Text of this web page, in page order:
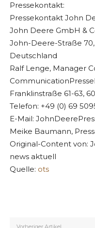
Pressekontakt:
Pressekontakt John
John Deere GmbH &
John-Deere-Straße
Deutschland
Ralf Lenge, Manager
Franklinstraße 61-63,
Telefon: +49 (0) 69
E-Mail:
Meike Baumann,
Original-Content von:
news aktuell
Quelle: ots
Vorheriger Artikel